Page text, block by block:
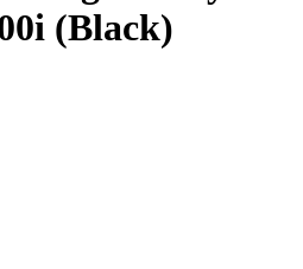
(Black)